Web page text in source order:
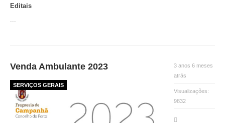
Editais
...
Venda Ambulante 2023
SERVIÇOS GERAIS
3 anos 6 meses
atrás
Visualizações:
9832